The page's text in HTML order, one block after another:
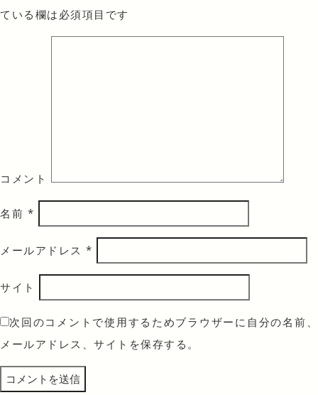
ている欄は必須項目です
コメント
名前 *
メールアドレス *
サイト
次回のコメントで使用するためブラウザーに自分の名前、
メールアドレス、サイトを保存する。